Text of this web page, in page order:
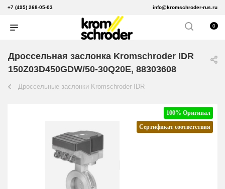
+7 (495) 268-05-03 info@kromschroder-rus.ru
0
Дроссельная заслонка Kromschroder IDR
150Z03D450GDW/50-30Q20E, 88303608
Дроссельные заслонки Kromschroder IDR
100% Оригинал
Сертификат соответствия